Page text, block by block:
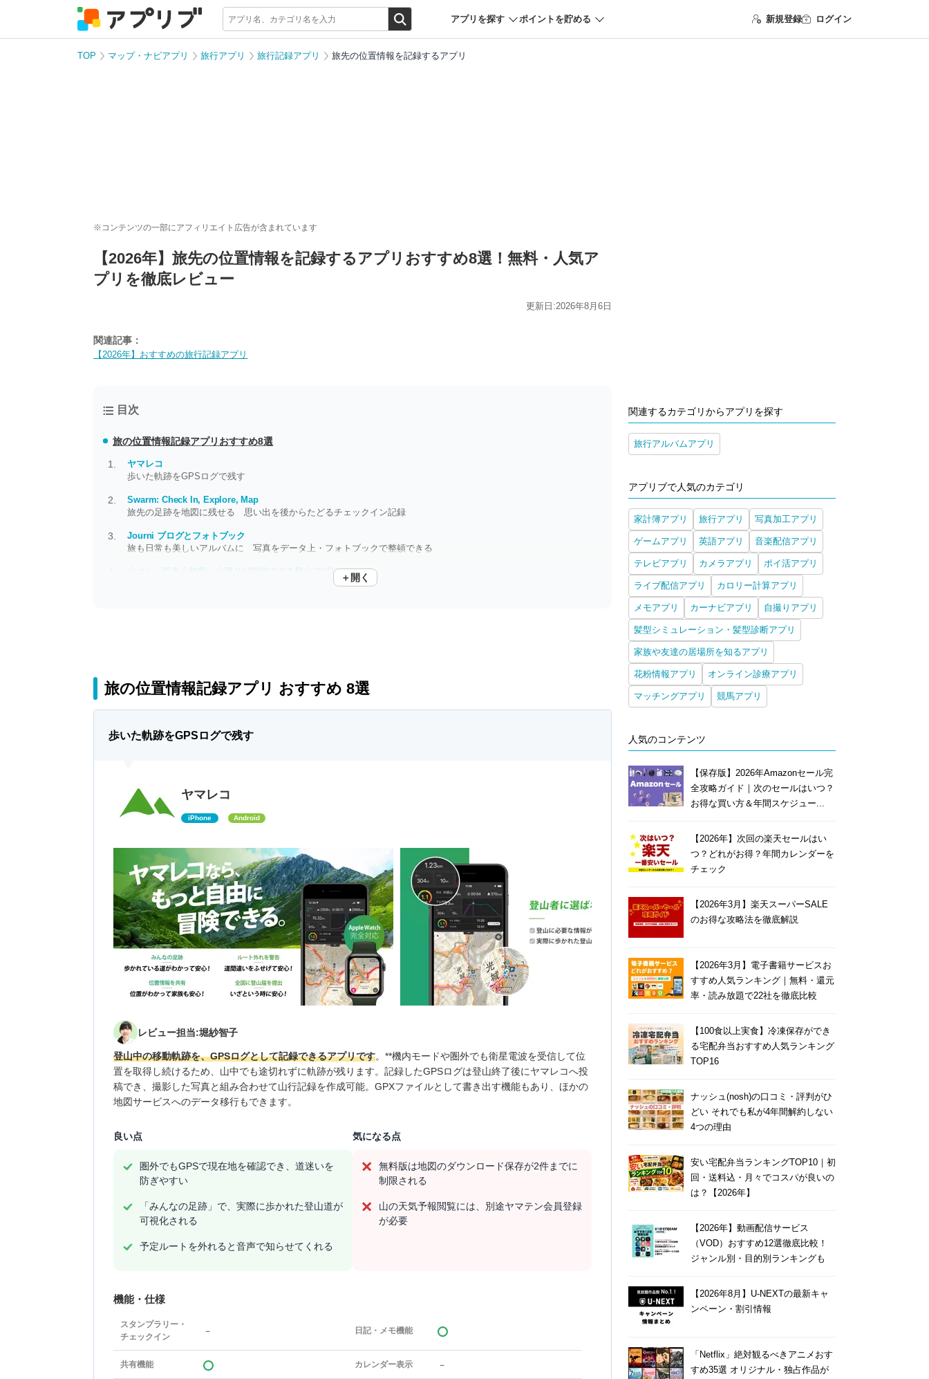
アプリを探す ポイントを貯める 新規登録 ログイン
TOP マップ・ナビアプリ 旅行アプリ 旅行記録アプリ 旅先の位置情報を記録するアプリ
※コンテンツの一部にアフィリエイト広告が含まれています
【2026年】旅先の位置情報を記録するアプリおすすめ8選！無料・人気ア
プリを徹底レビュー
更新日:2026年8月6日
関連記事：
【2026年】おすすめの旅行記録アプリ
目次
旅の位置情報記録アプリおすすめ8選
ヤマレコ
歩いた軌跡をGPSログで残す
Swarm: Check In, Explore, Map
旅先の足跡を地図に残せる 思い出を後からたどるチェックイン記録
Journi ブログとフォトブック
旅も日常も美しいアルバムに 写真をデータ上・フォトブックで整頓できる
山コレ - 百名山検索、山登りが記録できる登山アプリ
登山好きにぴったり 登る山が探せる、記録を残せる、あなただけの登山帳
＋開く
旅の位置情報記録アプリ おすすめ 8選
歩いた軌跡をGPSログで残す
ヤマレコ
iPhone Android
レビュー担当:堀紗智子
登山中の移動軌跡を、GPSログとして記録できるアプリです。**機内モードや圏外でも衛星電波を受信して位
置を取得し続けるため、山中でも途切れずに軌跡が残ります。記録したGPSログは登山終了後にヤマレコへ投
稿でき、撮影した写真と組み合わせて山行記録を作成可能。GPXファイルとして書き出す機能もあり、ほかの
地図サービスへのデータ移行もできます。
良い点
圏外でもGPSで現在地を確認でき、道迷いを
防ぎやすい
「みんなの足跡」で、実際に歩かれた登山道が
可視化される
予定ルートを外れると音声で知らせてくれる
気になる点
無料版は地図のダウンロード保存が2件までに
制限される
山の天気予報閲覧には、別途ヤマテン会員登録
が必要
機能・仕様
スタンプラリー・
チェックイン
－ 日記・メモ機能
共有機能 カレンダー表示 －
関連するカテゴリからアプリを探す
旅行アルバムアプリ
アプリブで人気のカテゴリ
家計簿アプリ 旅行アプリ 写真加工アプリ
ゲームアプリ 英語アプリ 音楽配信アプリ
テレビアプリ カメラアプリ ポイ活アプリ
ライブ配信アプリ カロリー計算アプリ
メモアプリ カーナビアプリ 自撮りアプリ
髪型シミュレーション・髪型診断アプリ
家族や友達の居場所を知るアプリ
花粉情報アプリ オンライン診療アプリ
マッチングアプリ 競馬アプリ
人気のコンテンツ
【保存版】2026年Amazonセール完
全攻略ガイド｜次のセールはいつ？
お得な買い方＆年間スケジュー...
【2026年】次回の楽天セールはい
つ？どれがお得？年間カレンダーを
チェック
【2026年3月】楽天スーパーSALE
のお得な攻略法を徹底解説
【2026年3月】電子書籍サービスお
すすめ人気ランキング｜無料・還元
率・読み放題で22社を徹底比較
【100食以上実食】冷凍保存ができ
る宅配弁当おすすめ人気ランキング
TOP16
ナッシュ(nosh)の口コミ・評判がひ
どい それでも私が4年間解約しない
4つの理由
安い宅配弁当ランキングTOP10｜初
回・送料込・月々でコスパが良いの
は？【2026年】
【2026年】動画配信サービス
（VOD）おすすめ12選徹底比較！
ジャンル別・目的別ランキングも
【2026年8月】U-NEXTの最新キャ
ンペーン・割引情報
「Netflix」絶対観るべきアニメおす
すめ35選 オリジナル・独占作品が